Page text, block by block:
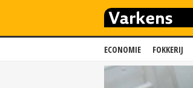
ECONOMIE FOKKERIJ